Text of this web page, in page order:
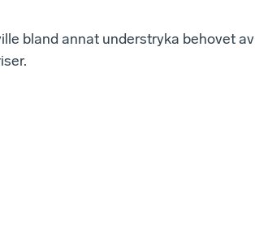
bland annat understryka behovet av